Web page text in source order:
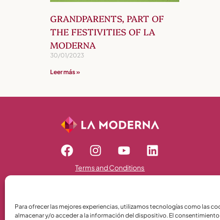
Para ofrecer las mejores experiencias, utilizamos tecnologías como las
almacenar y/o acceder a la información del dispositivo. El
GRANDPARENTS, PART OF
THE FESTIVITIES OF LA
MODERNA
30/01/2023
Leer más »
Terms and Conditions
Política de Privacidad